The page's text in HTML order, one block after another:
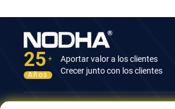
25 +
Años
Aportar valor a los clientes
Crecer junto con los clientes